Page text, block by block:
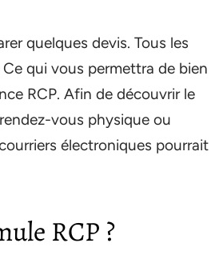
quelques devis. Tous les
qui vous permettra de bien
RCP. Afin de découvrir le
vous physique ou
électroniques pourrait
RCP ?